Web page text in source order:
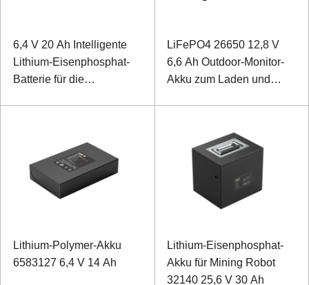
6,4 V 20 Ah Intelligente
Lithium-Eisenphosphat-
Batterie für die
LiFePO4 26650 12,8 V
6,6 Ah Outdoor-Monitor-
Akku zum Laden und
Lithium-Polymer-Akku
6583127 6,4 V 14 Ah
Lithium-Eisenphosphat-
Akku für Mining Robot
32140 25,6 V 30 Ah